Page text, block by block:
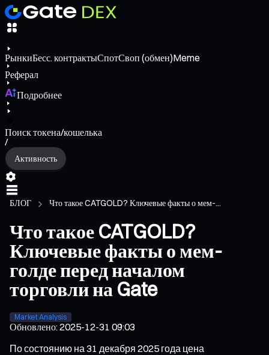
РынкиБесс. контрактыСпотСвоп (обмен)Meme
Реферал
Подробнее
Поиск токена/кошелька
/
Активность
БЛОГ Что такое CATGOLD? Ключевые факты о мем-...
Что такое CATGOLD?
Ключевые факты о мем-
голде перед началом
торговли на Gate
Market Analysis
Обновлено:2025-12-31 09:03
По состоянию на 31 декабря 2025 года цена